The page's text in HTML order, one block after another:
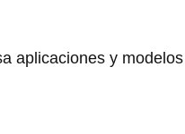
aplicaciones y modelos